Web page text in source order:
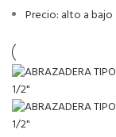
Precio: alto a bajo